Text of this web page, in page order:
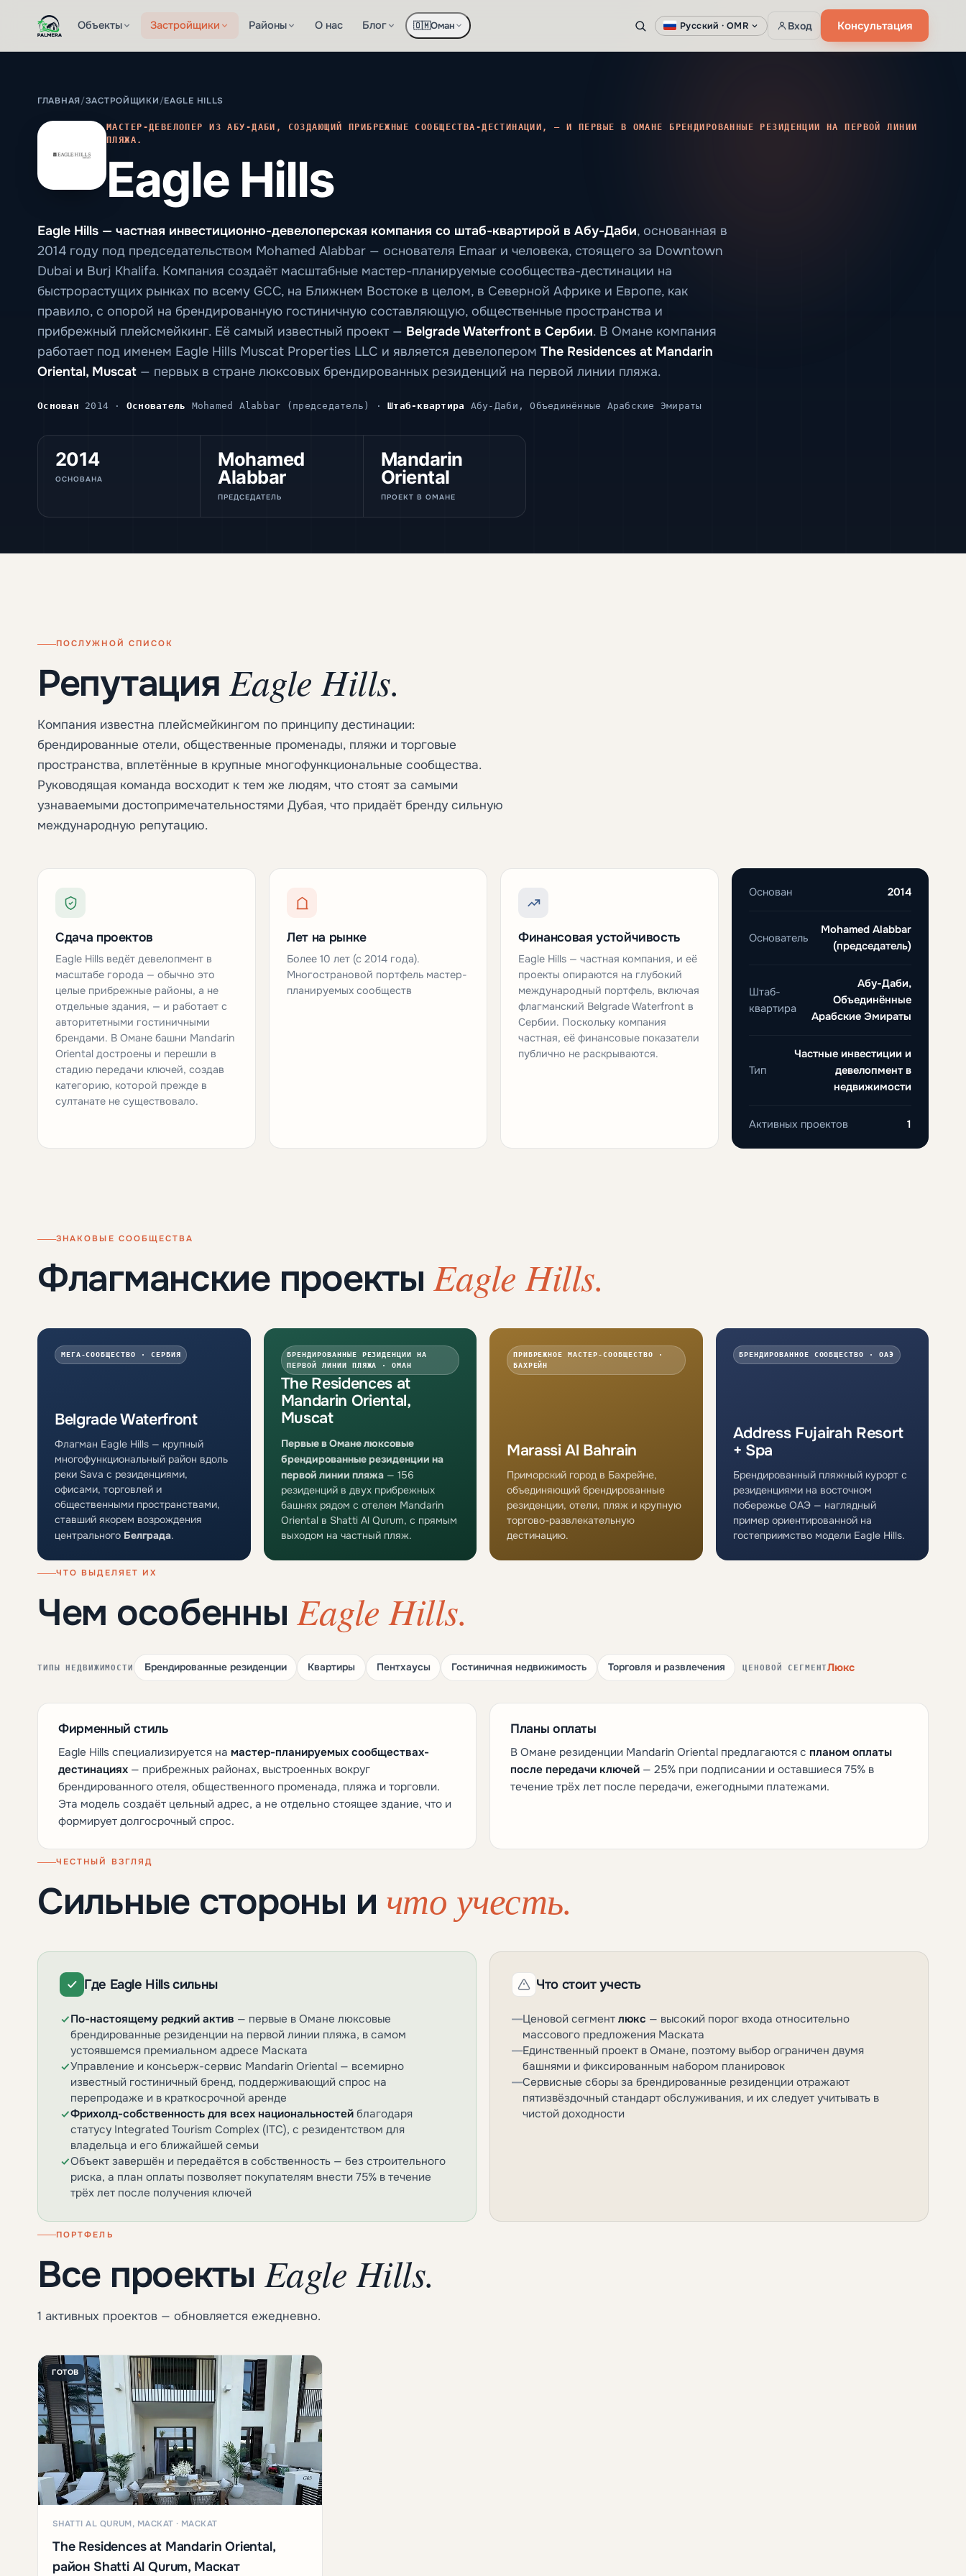
Объекты Застройщики Районы О нас Блог 🇴🇲Оман Русский · OMR Вход Консультация
ГЛАВНАЯ/ЗАСТРОЙЩИКИ /EAGLE HILLS
МАСТЕР-ДЕВЕЛОПЕР ИЗ АБУ-ДАБИ, СОЗДАЮЩИЙ ПРИБРЕЖНЫЕ СООБЩЕСТВА-ДЕСТИНАЦИИ, — И ПЕРВЫЕ В ОМАНЕ БРЕНДИРОВАННЫЕ РЕЗИДЕНЦИИ НА ПЕРВОЙ ЛИНИИ
ПЛЯЖА.
Eagle Hills
Eagle Hills — частная инвестиционно-девелоперская компания со штаб-квартирой в Абу-Даби, основанная в
2014 году под председательством Mohamed Alabbar — основателя Emaar и человека, стоящего за Downtown
Dubai и Burj Khalifa. Компания создаёт масштабные мастер-планируемые сообщества-дестинации на
быстрорастущих рынках по всему GCC, на Ближнем Востоке в целом, в Северной Африке и Европе, как
правило, с опорой на брендированную гостиничную составляющую, общественные пространства и
прибрежный плейсмейкинг. Её самый известный проект — Belgrade Waterfront в Сербии. В Омане компания
работает под именем Eagle Hills Muscat Properties LLC и является девелопером The Residences at Mandarin
Oriental, Muscat — первых в стране люксовых брендированных резиденций на первой линии пляжа.
Основан 2014 · Основатель Mohamed Alabbar (председатель) ·Штаб-квартира Абу-Даби, Объединённые Арабские Эмираты
2014
ОСНОВАНА
Mohamed
Alabbar
ПРЕДСЕДАТЕЛЬ
Mandarin
Oriental
ПРОЕКТ В ОМАНЕ
ПОСЛУЖНОЙ СПИСОК
РепутацияEagle Hills.
Компания известна плейсмейкингом по принципу дестинации:
брендированные отели, общественные променады, пляжи и торговые
пространства, вплетённые в крупные многофункциональные сообщества.
Руководящая команда восходит к тем же людям, что стоят за самыми
узнаваемыми достопримечательностями Дубая, что придаёт бренду сильную
международную репутацию.
Сдача проектов
Eagle Hills ведёт девелопмент в
масштабе города — обычно это
целые прибрежные районы, а не
отдельные здания, — и работает с
авторитетными гостиничными
брендами. В Омане башни Mandarin
Oriental достроены и перешли в
стадию передачи ключей, создав
категорию, которой прежде в
султанате не существовало.
Лет на рынке
Более 10 лет (с 2014 года).
Многострановой портфель мастер-
планируемых сообществ
Финансовая устойчивость
Eagle Hills — частная компания, и её
проекты опираются на глубокий
международный портфель, включая
флагманский Belgrade Waterfront в
Сербии. Поскольку компания
частная, её финансовые показатели
публично не раскрываются.
Основан 2014
Основатель
Mohamed Alabbar
(председатель)
Штаб-
квартира
Абу-Даби,
Объединённые
Арабские Эмираты
Тип
Частные инвестиции и
девелопмент в
недвижимости
Активных проектов 1
ЗНАКОВЫЕ СООБЩЕСТВА
Флагманские проектыEagle Hills.
МЕГА-СООБЩЕСТВО · СЕРБИЯ
Belgrade Waterfront
Флагман Eagle Hills — крупный
многофункциональный район вдоль
реки Sava с резиденциями,
офисами, торговлей и
общественными пространствами,
ставший якорем возрождения
центрального Белграда.
БРЕНДИРОВАННЫЕ РЕЗИДЕНЦИИ НА
ПЕРВОЙ ЛИНИИ ПЛЯЖА · ОМАН
The Residences at
Mandarin Oriental,
Muscat
Первые в Омане люксовые
брендированные резиденции на
первой линии пляжа— 156
резиденций в двух прибрежных
башнях рядом с отелем Mandarin
Oriental в Shatti Al Qurum, с прямым
выходом на частный пляж.
ПРИБРЕЖНОЕ МАСТЕР-СООБЩЕСТВО ·
БАХРЕЙН
Marassi Al Bahrain
Приморский город в Бахрейне,
объединяющий брендированные
резиденции, отели, пляж и крупную
торгово-развлекательную
дестинацию.
БРЕНДИРОВАННОЕ СООБЩЕСТВО · ОАЭ
Address Fujairah Resort
+ Spa
Брендированный пляжный курорт с
резиденциями на восточном
побережье ОАЭ — наглядный
пример ориентированной на
гостеприимство модели Eagle Hills.
ЧТО ВЫДЕЛЯЕТ ИХ
Чем особенныEagle Hills.
ТИПЫ НЕДВИЖИМОСТИ Брендированные резиденции Квартиры Пентхаусы Гостиничная недвижимость Торговля и развлечения ЦЕНОВОЙ СЕГМЕНТЛюкс
Фирменный стиль
Eagle Hills специализируется на мастер-планируемых сообществах-
дестинациях — прибрежных районах, выстроенных вокруг
брендированного отеля, общественного променада, пляжа и торговли.
Эта модель создаёт цельный адрес, а не отдельно стоящее здание, что и
формирует долгосрочный спрос.
Планы оплаты
В Омане резиденции Mandarin Oriental предлагаются с планом оплаты
после передачи ключей — 25% при подписании и оставшиеся 75% в
течение трёх лет после передачи, ежегодными платежами.
ЧЕСТНЫЙ ВЗГЛЯД
Сильные стороны и что учесть.
Где Eagle Hills сильны
По-настоящему редкий актив — первые в Омане люксовые
брендированные резиденции на первой линии пляжа, в самом
устоявшемся премиальном адресе Маската
Управление и консьерж-сервис Mandarin Oriental — всемирно
известный гостиничный бренд, поддерживающий спрос на
перепродаже и в краткосрочной аренде
Фрихолд-собственность для всех национальностей благодаря
статусу Integrated Tourism Complex (ITC), с резидентством для
владельца и его ближайшей семьи
Объект завершён и передаётся в собственность — без строительного
риска, а план оплаты позволяет покупателям внести 75% в течение
трёх лет после получения ключей
Что стоит учесть
—Ценовой сегмент люкс — высокий порог входа относительно
массового предложения Маската
—Единственный проект в Омане, поэтому выбор ограничен двумя
башнями и фиксированным набором планировок
—Сервисные сборы за брендированные резиденции отражают
пятизвёздочный стандарт обслуживания, и их следует учитывать в
чистой доходности
ПОРТФЕЛЬ
Все проекты Eagle Hills.
1 активных проектов — обновляется ежедневно.
ГОТОВ
SHATTI AL QURUM, МАСКАТ · МАСКАТ
The Residences at Mandarin Oriental,
район Shatti Al Qurum, Маскат